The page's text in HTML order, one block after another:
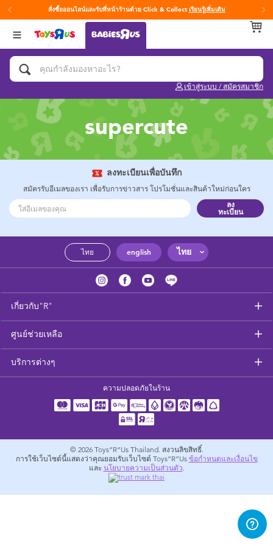
สั่งซื้อออนไลน์และรับที่หน้าร้านด้วย Click & Collect เรียนรู้เพิ่มเติม
เข้าสู่ระบบ / สมัครสมาชิก
กลับ
หมวดหมู่
แผ่นรองนอนเพลย์ยิม
ของเล่นสำหรับเด็กทารกและวัยหัดเดิน
ของขวัญและของฝากสำหรับเด็กทารก
อุปกรณ์ฝึกการอาบน้ำและการขับถ่าย
คาร์ซีทและเบาะเสริมที่นั่ง
ผ้าอ้อมและทิชชู่เปียก
อุปกรณ์ป้อนอาหารและอาหาร
สุขภาพและความปลอดภัย
ที่นอนและเฟอร์นิเจอร์ดูแลเด็กเล็ก
อุปกรณ์สำหรับผู้ตั้งครรภ์
ผ้าเช็ดตัวและเครื่องนอน
อุปกรณ์การท่องเที่ยว
กลับ
แบรนด์
Fisher-Price ฟิชเชอร์ ไพรซ์
กลับ
Age
0~2 ปี
3~4 ปี
5~7 ปี
12~14 ปี
14+ ปี
supercute
ลงทะเบียนเพื่อบันทึก
สมัครรับอีเมลของเรา เพื่อรับการข่าวสาร โปรโมชั่นและสินค้าใหม่ก่อนใคร
ลง
ทะเบียน
ไทย english ไทย
เกี่ยวกับ"R"
ศูนย์ช่วยเหลือ
บริการต่างๆ
ความปลอดภัยในร้าน
© 2026 Toys”R”Us Thailand. สงวนลิขสิทธิ์.
การใช้เว็บไซต์นี้แสดงว่าคุณยอมรับเว็บไซต์ Toys”R”Us ข้อกำหนดและเงื่อนไข
และ นโยบายความเป็นส่วนตัว.